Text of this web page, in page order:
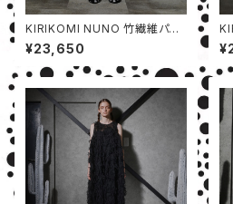
KIRIKOMI NUNO 竹繊維パン
ツ
¥23,650